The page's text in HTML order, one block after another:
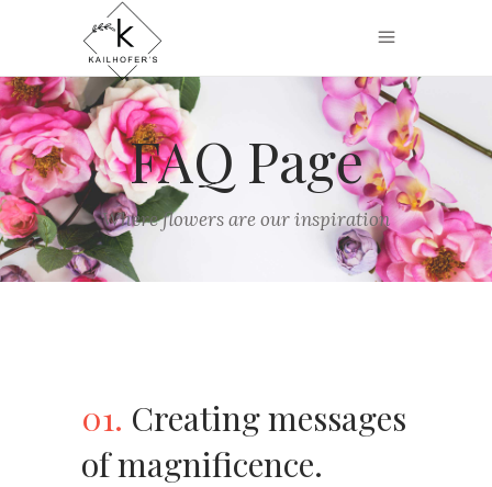
FAQ Page
Where flowers are our inspiration
01. Creating messages
of magnificence.